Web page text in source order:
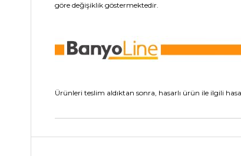
göre değişiklik göstermektedir.
Ürünleri teslim aldıktan sonra, hasarlı ürün ile ilgili